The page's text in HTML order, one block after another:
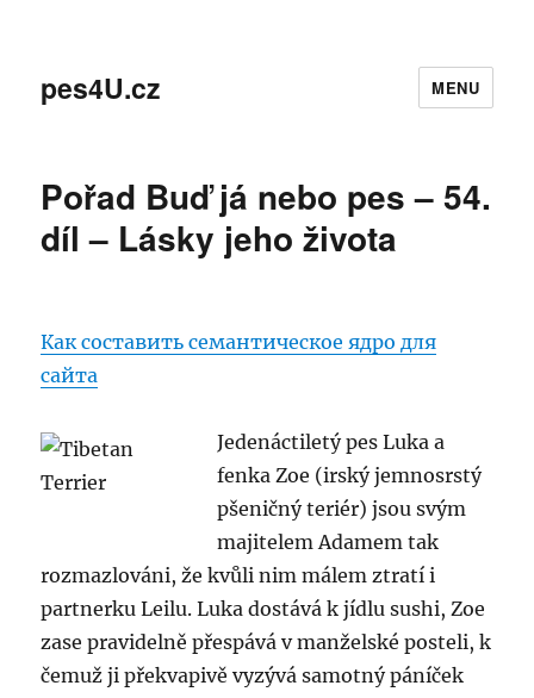
pes4U.cz MENU
Pořad Buď já nebo pes – 54.
díl – Lásky jeho života
Как составить семантическое ядро для
сайта
Jedenáctiletý pes Luka a
fenka Zoe (irský jemnosrstý
pšeničný teriér) jsou svým
majitelem Adamem tak
rozmazlováni, že kvůli nim málem ztratí i
partnerku Leilu. Luka dostává k jídlu sushi, Zoe
zase pravidelně přespává v manželské posteli, k
čemuž ji překvapivě vyzývá samotný páníček